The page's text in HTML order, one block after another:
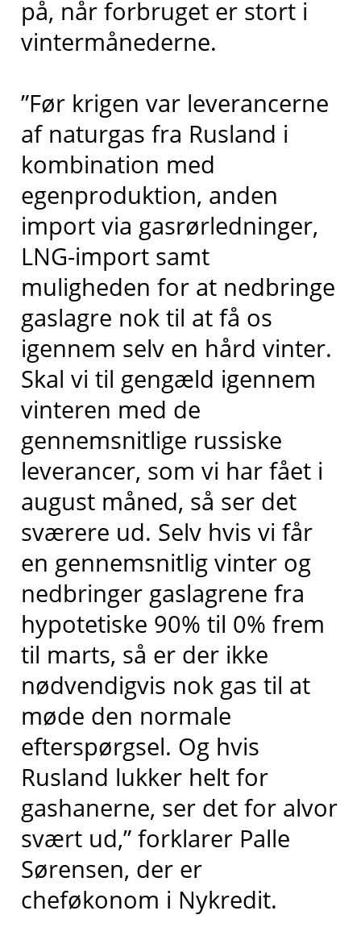
på, når forbruget er stort i
vintermånederne.
”Før krigen var leverancerne
af naturgas fra Rusland i
kombination med
egenproduktion, anden
import via gasrørledninger,
LNG-import samt
muligheden for at nedbringe
gaslagre nok til at få os
igennem selv en hård vinter.
Skal vi til gengæld igennem
vinteren med de
gennemsnitlige russiske
leverancer, som vi har fået i
august måned, så ser det
sværere ud. Selv hvis vi får
en gennemsnitlig vinter og
nedbringer gaslagrene fra
hypotetiske 90% til 0% frem
til marts, så er der ikke
nødvendigvis nok gas til at
møde den normale
efterspørgsel. Og hvis
Rusland lukker helt for
gashanerne, ser det for alvor
svært ud,” forklarer Palle
Sørensen, der er
cheføkonom i Nykredit.